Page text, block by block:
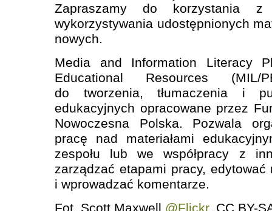
Zapraszamy do korzystania
wykorzystywania udostępnionych
nowych.
Media and Information Literacy
Educational Resources
do tworzenia, tłumaczenia i
edukacyjnych opracowane przez
Nowoczesna Polska. Pozwala
pracę nad materiałami
zespołu lub we współpracy z
zarządzać etapami pracy, edytować
i wprowadzać komentarze.
Fot. Scott Maxwell @Flickr, CC BY-